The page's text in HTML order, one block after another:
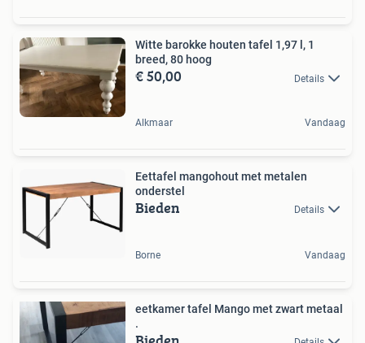
Witte barokke houten tafel 1,97 l, 1
breed, 80 hoog
€ 50,00 Details
Alkmaar Vandaag
Eettafel mangohout met metalen
onderstel
Bieden Details
Borne Vandaag
eetkamer tafel Mango met zwart metaal
.